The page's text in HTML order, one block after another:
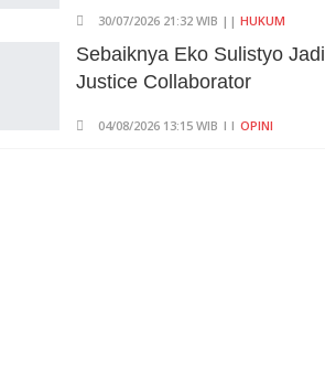
30/07/2026 21:32 WIB || HUKUM
Sebaiknya Eko Sulistyo Jadi
Justice Collaborator
04/08/2026 13:15 WIB || OPINI